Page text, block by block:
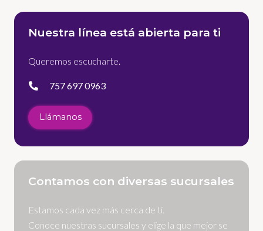
Nuestra línea está abierta para ti
Queremos escucharte.
757 697 0963
Llámanos
Contamos con diversas sucursales
Estamos cada vez más cerca de ti.
Conoce nuestras sucursales y elige la que mejor se